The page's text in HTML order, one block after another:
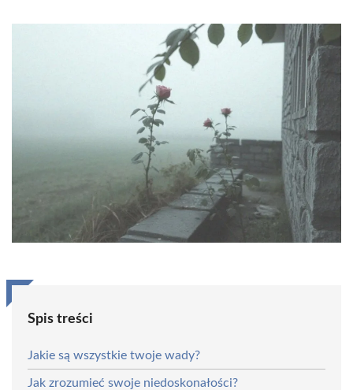
Spis treści
Jakie są wszystkie twoje wady?
Jak zrozumieć swoje niedoskonałości?